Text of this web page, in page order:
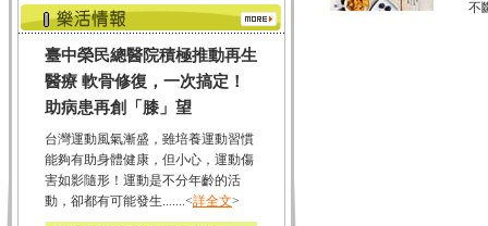
臺中榮民總醫院積極推動再生
醫療 軟骨修復，一次搞定！
助病患再創「膝」望
台灣運動風氣漸盛，雖培養運動習慣
能夠有助身體健康，但小心，運動傷
害如影隨形！運動是不分年齡的活
動，卻都有可能發生.......<詳全文>
不